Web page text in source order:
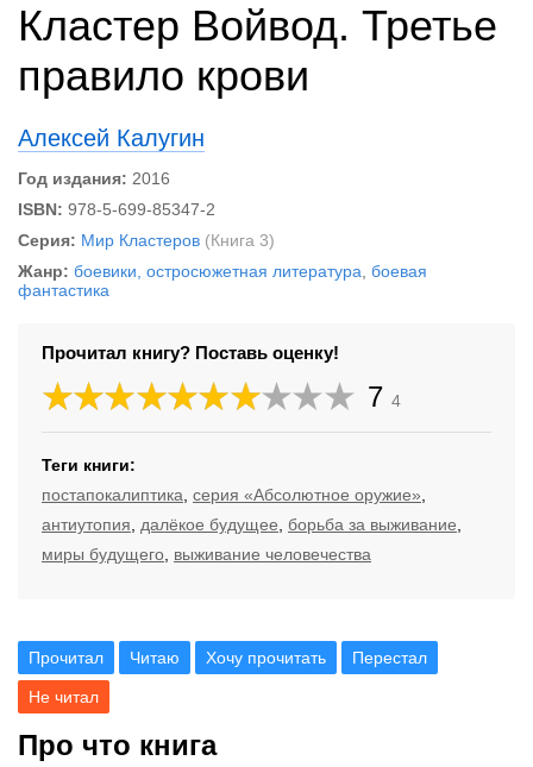
Кластер Войвод. Третье
правило крови
Алексей Калугин
Год издания: 2016
ISBN: 978-5-699-85347-2
Серия: Мир Кластеров (Книга 3)
Жанр: боевики, остросюжетная литература боевая
фантастика
Прочитал книгу? Поставь оценку!
7 4
Теги книги:
постапокалиптика серия «Абсолютное оружие»
антиутопия
далёкое будущее борьба за выживание
миры будущего выживание человечества
Прочитал Читаю Хочу прочитать Перестал
Не читал
Про что книга